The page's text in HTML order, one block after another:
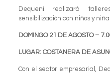
Dequeni realizará
sensibilización con niños y
DOMINGO 21 DE AGOSTO –
LUGAR: COSTANERA DE
Con el sector empresarial,